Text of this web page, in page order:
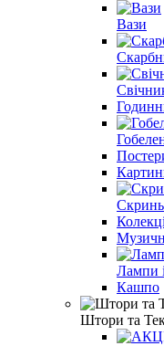
Вази
Лампи
Кашпо
Штори та